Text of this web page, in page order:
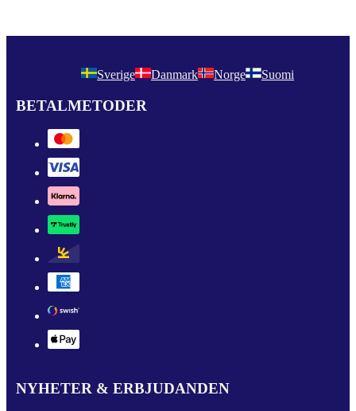
Sverige Danmark Norge Suomi
BETALMETODER
NYHETER & ERBJUDANDEN